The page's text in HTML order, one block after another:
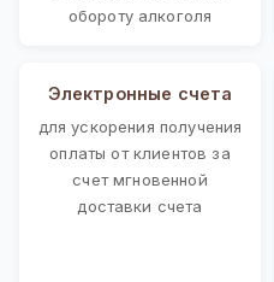
обороту алкоголя
Электронные счета
для ускорения получения
оплаты от клиентов за
счет мгновенной
доставки счета